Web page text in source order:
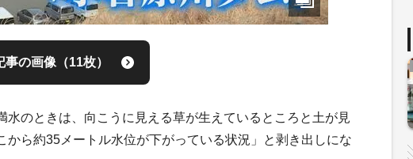
事の画像（11枚）
のときは、向こうに見える草が生えているところと土が見
ら約35メートル水位が下がっている状況」と剥き出しにな